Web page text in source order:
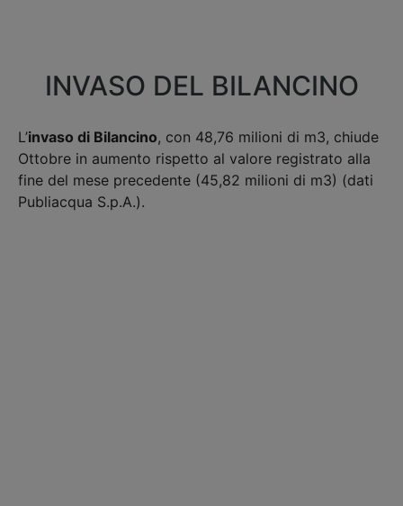
INVASO DEL BILANCINO
L’invaso di Bilancino, con 48,76 milioni di m3, chiude
Ottobre in aumento rispetto al valore registrato alla
fine del mese precedente (45,82 milioni di m3) (dati
Publiacqua S.p.A.).